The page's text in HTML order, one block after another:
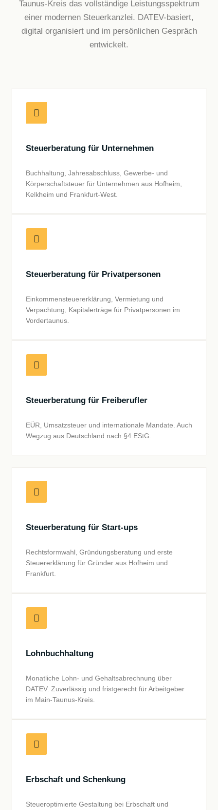
Taunus-Kreis das vollständige Leistungsspektrum
einer modernen Steuerkanzlei. DATEV-basiert,
digital organisiert und im persönlichen Gespräch
entwickelt.
Steuerberatung für Unternehmen
Buchhaltung, Jahresabschluss, Gewerbe- und
Körperschaftsteuer für Unternehmen aus Hofheim,
Kelkheim und Frankfurt-West.
Steuerberatung für Privatpersonen
Einkommensteuererklärung, Vermietung und
Verpachtung, Kapitalerträge für Privatpersonen im
Vordertaunus.
Steuerberatung für Freiberufler
EÜR, Umsatzsteuer und internationale Mandate. Auch
Wegzug aus Deutschland nach §4 EStG.
Steuerberatung für Start-ups
Rechtsformwahl, Gründungsberatung und erste
Steuererklärung für Gründer aus Hofheim und
Frankfurt.
Lohnbuchhaltung
Monatliche Lohn- und Gehaltsabrechnung über
DATEV. Zuverlässig und fristgerecht für Arbeitgeber
im Main-Taunus-Kreis.
Erbschaft und Schenkung
Steueroptimierte Gestaltung bei Erbschaft und